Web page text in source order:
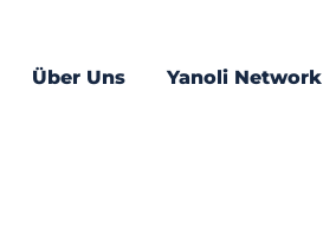
Über Uns Yanoli Network